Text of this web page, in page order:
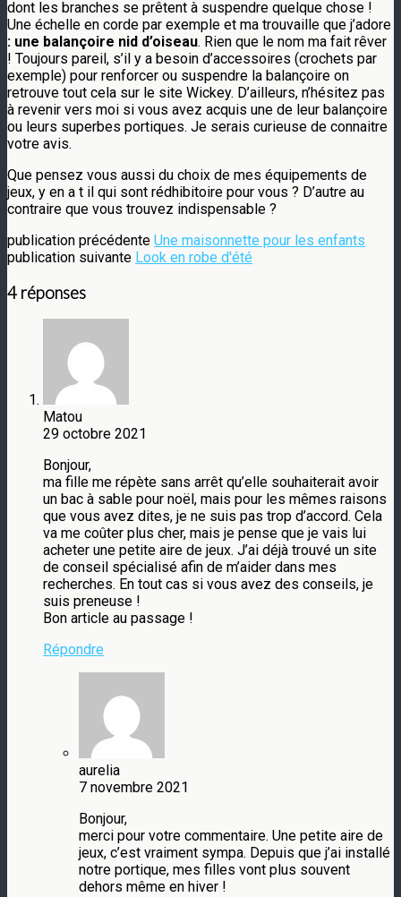
dont les branches se prêtent à suspendre quelque chose !
Une échelle en corde par exemple et ma trouvaille que j’adore
: une balançoire nid d’oiseau. Rien que le nom ma fait rêver
! Toujours pareil, s’il y a besoin d’accessoires (crochets par
exemple) pour renforcer ou suspendre la balançoire on
retrouve tout cela sur le site Wickey. D’ailleurs, n’hésitez pas
à revenir vers moi si vous avez acquis une de leur balançoire
ou leurs superbes portiques. Je serais curieuse de connaitre
votre avis.
Que pensez vous aussi du choix de mes équipements de
jeux, y en a t il qui sont rédhibitoire pour vous ? D’autre au
contraire que vous trouvez indispensable ?
publication précédente Une maisonnette pour les enfants
publication suivante Look en robe d'été
4 réponses
Matou
29 octobre 2021
Bonjour,
ma fille me répète sans arrêt qu’elle souhaiterait avoir
un bac à sable pour noël, mais pour les mêmes raisons
que vous avez dites, je ne suis pas trop d’accord. Cela
va me coûter plus cher, mais je pense que je vais lui
acheter une petite aire de jeux. J’ai déjà trouvé un site
de conseil spécialisé afin de m’aider dans mes
recherches. En tout cas si vous avez des conseils, je
suis preneuse !
Bon article au passage !
Répondre
aurelia
7 novembre 2021
Bonjour,
merci pour votre commentaire. Une petite aire de
jeux, c’est vraiment sympa. Depuis que j’ai installé
notre portique, mes filles vont plus souvent
dehors même en hiver !